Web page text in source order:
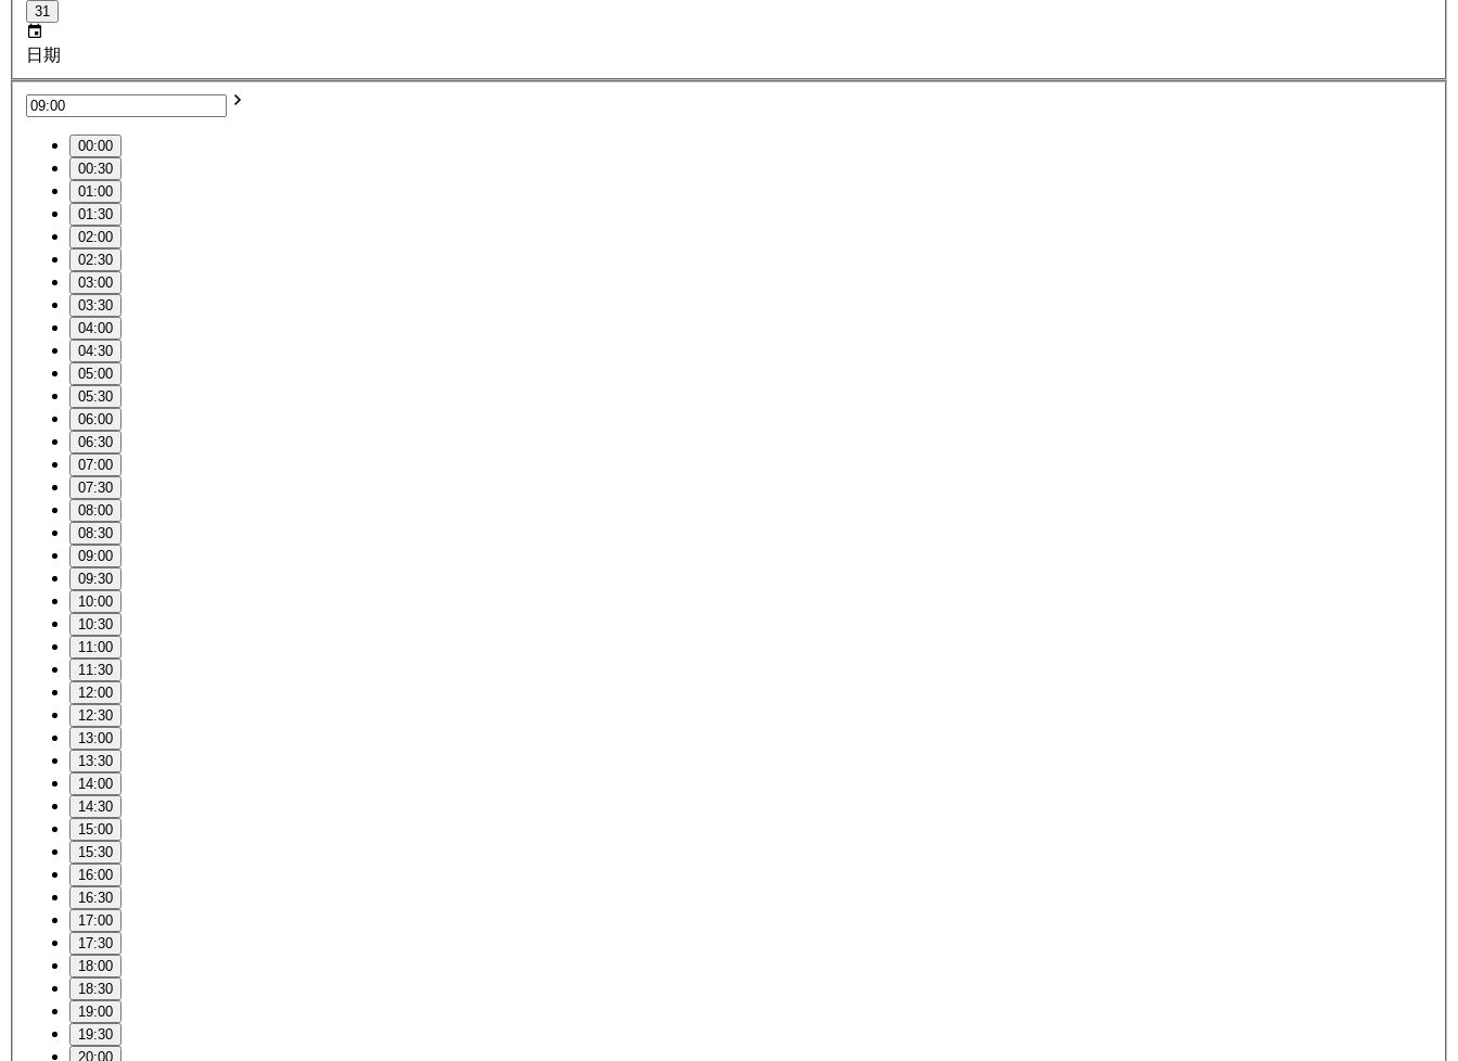
31
日期
00:00
00:30
01:00
01:30
02:00
02:30
03:00
03:30
04:00
04:30
05:00
05:30
06:00
06:30
07:00
07:30
08:00
08:30
09:00
09:30
10:00
10:30
11:00
11:30
12:00
12:30
13:00
13:30
14:00
14:30
15:00
15:30
16:00
16:30
17:00
17:30
18:00
18:30
19:00
19:30
20:00